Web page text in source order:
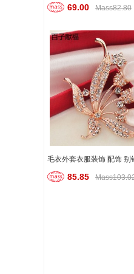
69.00 Mass82.80
毛衣外套衣服装饰 配饰 别
85.85